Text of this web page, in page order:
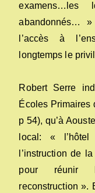
examens…les
abandonnés…
l’accès à
longtemps le
Robert Serre
Écoles Primaires
p 54), qu’à
local: «
l’instruction de
pour réunir
reconstruction ».